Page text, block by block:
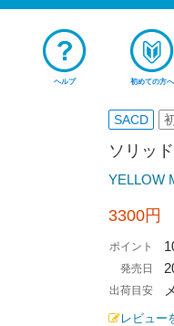
ヘルプ 初めての方へ
SACD
ソリッ
YELLOW
3300円
ポイント
発売日
出荷目安
レビュー